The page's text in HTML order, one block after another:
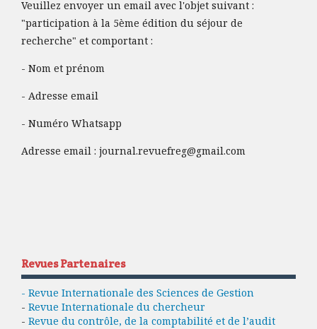
Veuillez envoyer un email avec l'objet suivant :
"participation à la 5ème édition du séjour de
recherche" et comportant :
- Nom et prénom
- Adresse email
- Numéro Whatsapp
Adresse email : journal.revuefreg@gmail.com
Revues Partenaires
- Revue Internationale des Sciences de Gestion
- Revue Internationale du chercheur
- Revue du contrôle, de la comptabilité et de l’audit